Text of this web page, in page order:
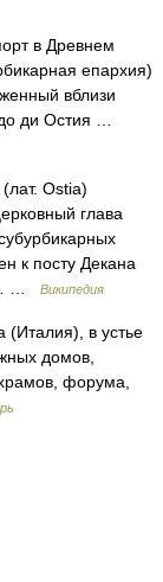
в Древнем
епархия)
вблизи
ди Остия …
Ostia)
глава
к посту Декана
…
Википедия
в устье
домов,
форума,